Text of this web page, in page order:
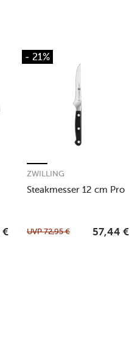
€
- 21%
Steakmesser 12 cm Pro
ZWILLING
UVP72,95 € 57,44 €